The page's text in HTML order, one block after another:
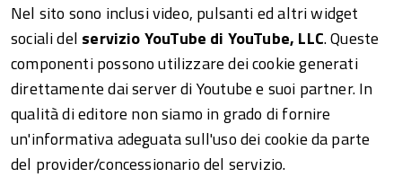
Nel sito sono inclusi video, pulsanti ed altri widget
sociali del servizio YouTube di YouTube, LLC. Queste
componenti possono utilizzare dei cookie generati
direttamente dai server di Youtube e suoi partner. In
qualità di editore non siamo in grado di fornire
un'informativa adeguata sull'uso dei cookie da parte
del provider/concessionario del servizio.